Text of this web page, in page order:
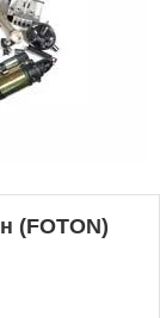
(FOTON)